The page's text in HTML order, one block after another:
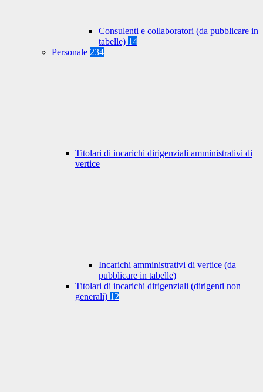
Consulenti e collaboratori (da pubblicare in
tabelle) 14
Personale 234
Titolari di incarichi dirigenziali amministrativi di
vertice
Incarichi amministrativi di vertice (da
pubblicare in tabelle)
Titolari di incarichi dirigenziali (dirigenti non
generali) 12